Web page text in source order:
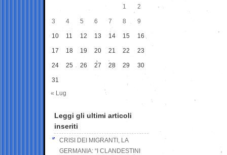
1
2
3 4 5 6 7 8 9
10 11 12 13 14 15 16
17 18 19 20 21 22 23
24 25 26 27 28 29 30
31
« Lug
Leggi gli ultimi articoli
inseriti
CRISI DEI MIGRANTI, LA
GERMANIA: “I CLANDESTINI